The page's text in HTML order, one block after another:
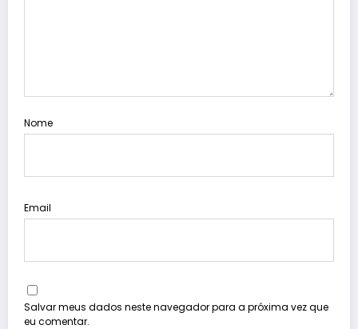
Nome
Email
Salvar meus dados neste navegador para a próxima vez que
eu comentar.